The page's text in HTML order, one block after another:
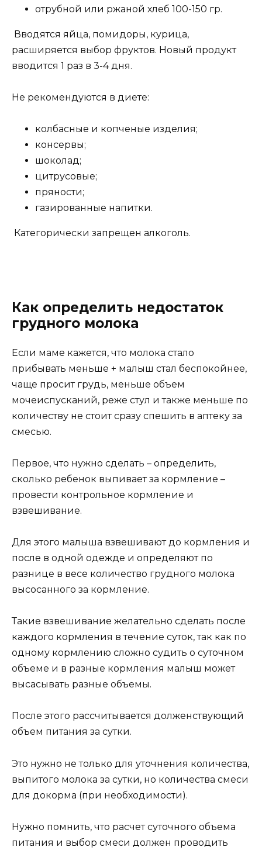
отрубной или ржаной хлеб 100-150 гр.
Вводятся яйца, помидоры, курица,
расширяется выбор фруктов. Новый продукт
вводится 1 раз в 3-4 дня.
Не рекомендуются в диете:
колбасные и копченые изделия;
консервы;
шоколад;
цитрусовые;
пряности;
газированные напитки.
Категорически запрещен алкоголь.
Как определить недостаток
грудного молока
Если маме кажется, что молока стало
прибывать меньше + малыш стал беспокойнее,
чаще просит грудь, меньше объем
мочеиспусканий, реже стул и также меньше по
количеству не стоит сразу спешить в аптеку за
смесью.
Первое, что нужно сделать – определить,
сколько ребенок выпивает за кормление –
провести контрольное кормление и
взвешивание.
Для этого малыша взвешивают до кормления и
после в одной одежде и определяют по
разнице в весе количество грудного молока
высосанного за кормление.
Такие взвешивание желательно сделать после
каждого кормления в течение суток, так как по
одному кормлению сложно судить о суточном
объеме и в разные кормления малыш может
высасывать разные объемы.
После этого рассчитывается долженствующий
объем питания за сутки.
Это нужно не только для уточнения количества,
выпитого молока за сутки, но количества смеси
для докорма (при необходимости).
Нужно помнить, что расчет суточного объема
питания и выбор смеси должен проводить